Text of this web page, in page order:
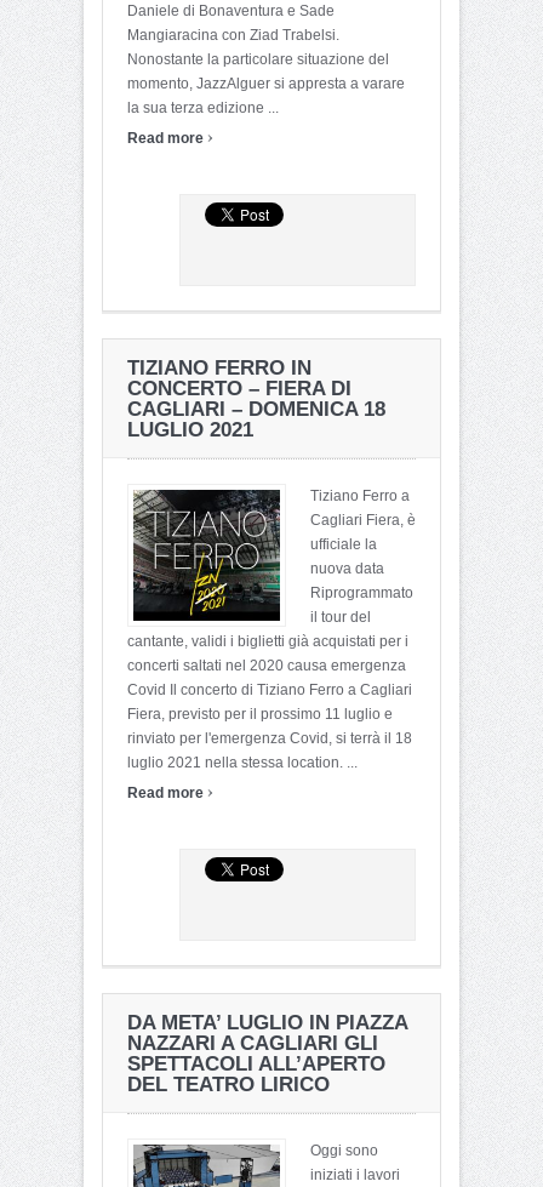
Daniele di Bonaventura e Sade
Mangiaracina con Ziad Trabelsi.
Nonostante la particolare situazione del
momento, JazzAlguer si appresta a varare
la sua terza edizione ...
Read more ›
TIZIANO FERRO IN
CONCERTO – FIERA DI
CAGLIARI – DOMENICA 18
LUGLIO 2021
Tiziano Ferro a
Cagliari Fiera, è
ufficiale la
nuova data
Riprogrammato
il tour del
cantante, validi i biglietti già acquistati per i
concerti saltati nel 2020 causa emergenza
Covid Il concerto di Tiziano Ferro a Cagliari
Fiera, previsto per il prossimo 11 luglio e
rinviato per l'emergenza Covid, si terrà il 18
luglio 2021 nella stessa location. ...
Read more ›
DA META’ LUGLIO IN PIAZZA
NAZZARI A CAGLIARI GLI
SPETTACOLI ALL’APERTO
DEL TEATRO LIRICO
Oggi sono
iniziati i lavori